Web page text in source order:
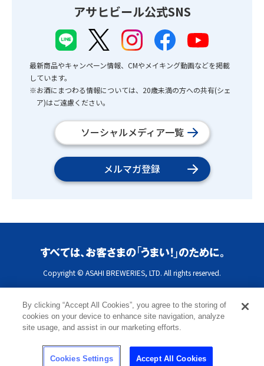
アサヒビール公式SNS
最新商品やキャンペーン情報、CMやメイキング動画などを掲載
しています。
※お酒にまつわる情報については、20歳未満の方への共有(シェ
ア)はご遠慮ください。
ソーシャルメディア一覧
メルマガ登録
Copyright © ASAHI BREWERIES, LTD. All rights reserved.
By clicking “Accept All Cookies”, you agree to the storing of
cookies on your device to enhance site navigation, analyze
site usage, and assist in our marketing efforts.
Cookies Settings Accept All Cookies